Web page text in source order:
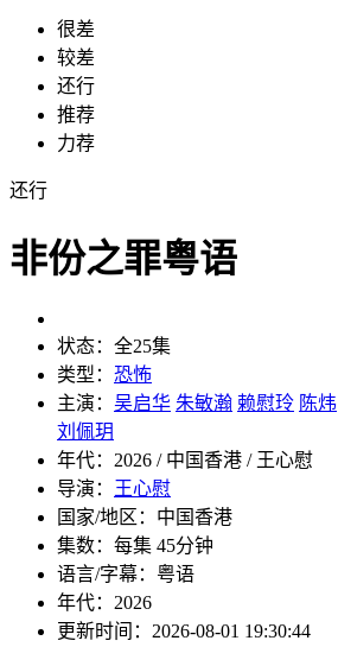
很差
较差
还行
推荐
力荐
还行
非份之罪粤语
状态： 全25集
类型： 恐怖
主演： 吴启华 朱敏瀚 赖慰玲 陈炜
刘佩玥
年代： 2026 / 中国香港 / 王心慰
导演：
王心慰
国家/地区： 中国香港
集数： 每集 45分钟
语言/字幕： 粤语
年代： 2026
更新时间： 2026-08-01 19:30:44